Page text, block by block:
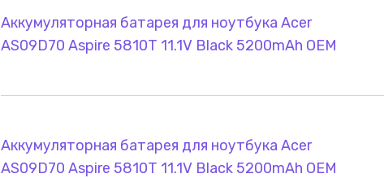
Аккумуляторная батарея для ноутбука Acer
AS09D70 Aspire 5810T 11.1V Black 5200mAh OEM
Аккумуляторная батарея для ноутбука Acer
AS09D70 Aspire 5810T 11.1V Black 5200mAh OEM